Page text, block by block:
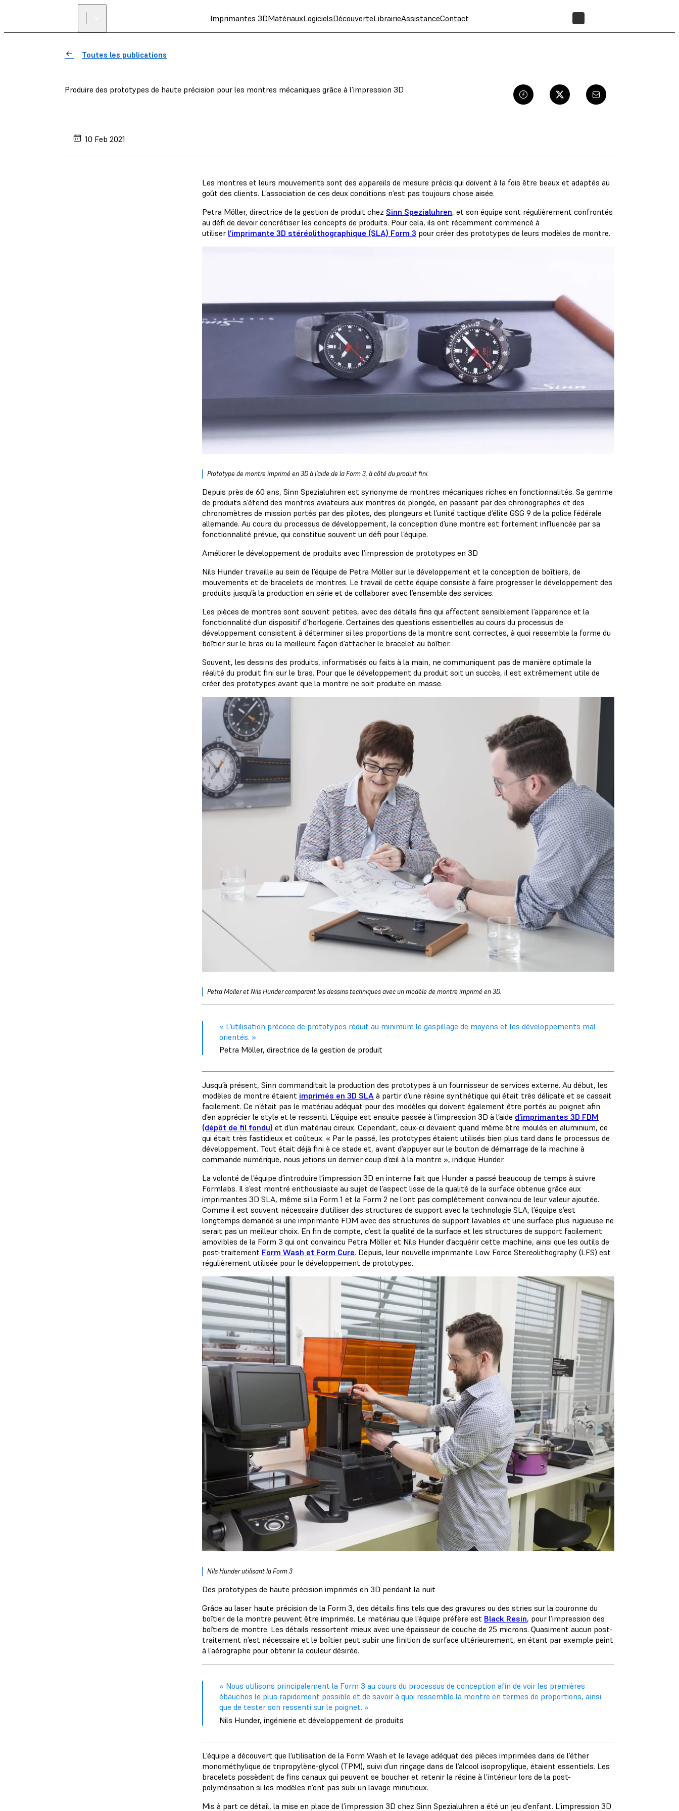
Imprimantes 3DMatériauxLogicielsDécouverteLibrairieAssistanceContact
Toutes les publications
Produire des prototypes de haute précision pour les montres mécaniques grâce à l’impression 3D
10 Feb 2021
Les montres et leurs mouvements sont des appareils de mesure précis qui doivent à la fois être beaux et adaptés au
goût des clients. L’association de ces deux conditions n’est pas toujours chose aisée.
Petra Möller, directrice de la gestion de produit chez Sinn Spezialuhren, et son équipe sont régulièrement confrontés
au défi de devoir concrétiser les concepts de produits. Pour cela, ils ont récemment commencé à
utiliser l’imprimante 3D stéréolithographique (SLA) Form 3 pour créer des prototypes de leurs modèles de montre.
Prototype de montre imprimé en 3D à l’aide de la Form 3, à côté du produit fini.
Depuis près de 60 ans, Sinn Spezialuhren est synonyme de montres mécaniques riches en fonctionnalités. Sa gamme
de produits s’étend des montres aviateurs aux montres de plongée, en passant par des chronographes et des
chronomètres de mission portés par des pilotes, des plongeurs et l’unité tactique d’élite GSG 9 de la police fédérale
allemande. Au cours du processus de développement, la conception d’une montre est fortement influencée par sa
fonctionnalité prévue, qui constitue souvent un défi pour l’équipe.
Améliorer le développement de produits avec l’impression de prototypes en 3D
Nils Hunder travaille au sein de l’équipe de Petra Möller sur le développement et la conception de boîtiers, de
mouvements et de bracelets de montres. Le travail de cette équipe consiste à faire progresser le développement des
produits jusqu’à la production en série et de collaborer avec l’ensemble des services.
Les pièces de montres sont souvent petites, avec des détails fins qui affectent sensiblement l’apparence et la
fonctionnalité d’un dispositif d’horlogerie. Certaines des questions essentielles au cours du processus de
développement consistent à déterminer si les proportions de la montre sont correctes, à quoi ressemble la forme du
boîtier sur le bras ou la meilleure façon d’attacher le bracelet au boîtier.
Souvent, les dessins des produits, informatisés ou faits à la main, ne communiquent pas de manière optimale la
réalité du produit fini sur le bras. Pour que le développement du produit soit un succès, il est extrêmement utile de
créer des prototypes avant que la montre ne soit produite en masse.
Petra Möller et Nils Hunder comparant les dessins techniques avec un modèle de montre imprimé en 3D.
« L’utilisation précoce de prototypes réduit au minimum le gaspillage de moyens et les développements mal
orientés. »
Petra Möller, directrice de la gestion de produit
Jusqu’à présent, Sinn commanditait la production des prototypes à un fournisseur de services externe. Au début, les
modèles de montre étaient imprimés en 3D SLA à partir d’une résine synthétique qui était très délicate et se cassait
facilement. Ce n’était pas le matériau adéquat pour des modèles qui doivent également être portés au poignet afin
d’en apprécier le style et le ressenti. L’équipe est ensuite passée à l’impression 3D à l’aide d’imprimantes 3D FDM
(dépôt de fil fondu) et d’un matériau cireux. Cependant, ceux-ci devaient quand même être moulés en aluminium, ce
qui était très fastidieux et coûteux. « Par le passé, les prototypes étaient utilisés bien plus tard dans le processus de
développement. Tout était déjà fini à ce stade et, avant d’appuyer sur le bouton de démarrage de la machine à
commande numérique, nous jetions un dernier coup d’œil à la montre », indique Hunder.
La volonté de l’équipe d’introduire l’impression 3D en interne fait que Hunder a passé beaucoup de temps à suivre
Formlabs. Il s’est montré enthousiaste au sujet de l’aspect lisse de la qualité de la surface obtenue grâce aux
imprimantes 3D SLA, même si la Form 1 et la Form 2 ne l’ont pas complètement convaincu de leur valeur ajoutée.
Comme il est souvent nécessaire d’utiliser des structures de support avec la technologie SLA, l’équipe s’est
longtemps demandé si une imprimante FDM avec des structures de support lavables et une surface plus rugueuse ne
serait pas un meilleur choix. En fin de compte, c’est la qualité de la surface et les structures de support facilement
amovibles de la Form 3 qui ont convaincu Petra Möller et Nils Hunder d’acquérir cette machine, ainsi que les outils de
post-traitement Form Wash et Form Cure. Depuis, leur nouvelle imprimante Low Force Stereolithography (LFS) est
régulièrement utilisée pour le développement de prototypes.
Nils Hunder utilisant la Form 3
Des prototypes de haute précision imprimés en 3D pendant la nuit
Grâce au laser haute précision de la Form 3, des détails fins tels que des gravures ou des stries sur la couronne du
boîtier de la montre peuvent être imprimés. Le matériau que l’équipe préfère est Black Resin, pour l’impression des
boîtiers de montre. Les détails ressortent mieux avec une épaisseur de couche de 25 microns. Quasiment aucun post-
traitement n’est nécessaire et le boîtier peut subir une finition de surface ultérieurement, en étant par exemple peint
à l’aérographe pour obtenir la couleur désirée.
« Nous utilisons principalement la Form 3 au cours du processus de conception afin de voir les premières
ébauches le plus rapidement possible et de savoir à quoi ressemble la montre en termes de proportions, ainsi
que de tester son ressenti sur le poignet. »
Nils Hunder, ingénierie et développement de produits
L’équipe a découvert que l’utilisation de la Form Wash et le lavage adéquat des pièces imprimées dans de l’éther
monométhylique de tripropylène-glycol (TPM), suivi d’un rinçage dans de l’alcool isopropylique, étaient essentiels. Les
bracelets possèdent de fins canaux qui peuvent se boucher et retenir la résine à l’intérieur lors de la post-
polymérisation si les modèles n’ont pas subi un lavage minutieux.
Mis à part ce détail, la mise en place de l’impression 3D chez Sinn Spezialuhren a été un jeu d’enfant. L’impression 3D